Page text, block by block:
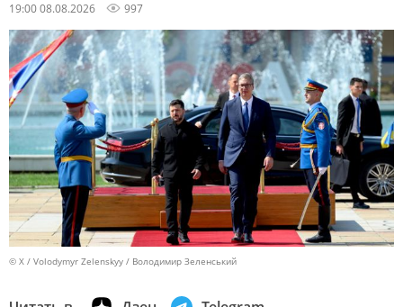
19:00 08.08.2026 997
© X / Volodymyr Zelenskyy / Володимир Зеленський